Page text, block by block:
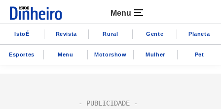
Menu
IstoÉ Revista Rural Gente Planeta
Esportes Menu Motorshow Mulher Pet